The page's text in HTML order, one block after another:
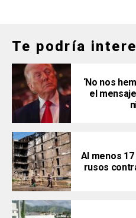
Te podría
‘No nos
el
Al menos
rusos